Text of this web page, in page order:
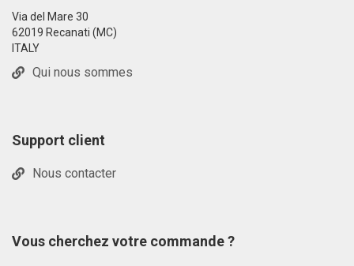
Via del Mare 30
62019 Recanati (MC)
ITALY
Qui nous sommes
Support client
Nous contacter
Vous cherchez votre commande ?